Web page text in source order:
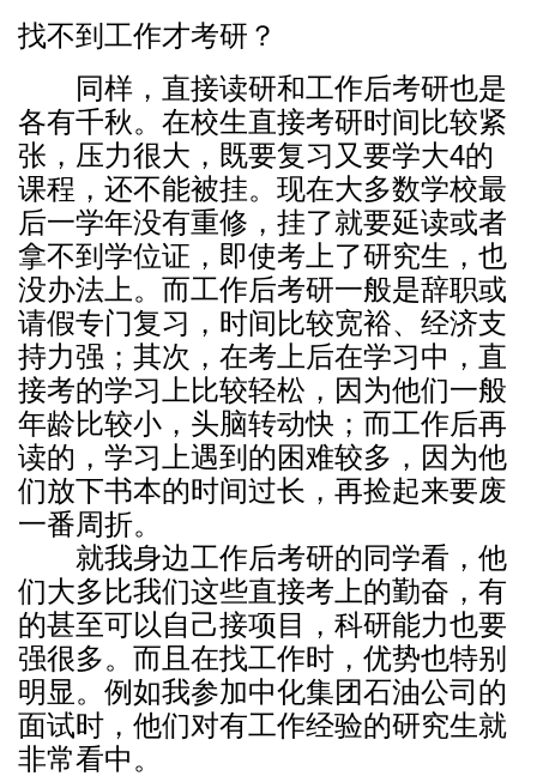
找不到工作才考研？
同样，直接读研和工作后考研也是
各有千秋。在校生直接考研时间比较紧
张，压力很大，既要复习又要学大4的
课程，还不能被挂。现在大多数学校最
后一学年没有重修，挂了就要延读或者
拿不到学位证，即使考上了研究生，也
没办法上。而工作后考研一般是辞职或
请假专门复习，时间比较宽裕、经济支
持力强；其次，在考上后在学习中，直
接考的学习上比较轻松，因为他们一般
年龄比较小，头脑转动快；而工作后再
读的，学习上遇到的困难较多，因为他
们放下书本的时间过长，再捡起来要废
一番周折。
就我身边工作后考研的同学看，他
们大多比我们这些直接考上的勤奋，有
的甚至可以自己接项目，科研能力也要
强很多。而且在找工作时，优势也特别
明显。例如我参加中化集团石油公司的
面试时，他们对有工作经验的研究生就
非常看中。